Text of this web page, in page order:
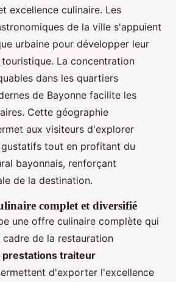
excellence culinaire. Les
de la ville s'appuient
urbaine pour développer leur
La concentration
dans les quartiers
de Bayonne facilite les
Cette géographie
aux visiteurs d'explorer
tout en profitant du
bayonnais, renforçant
de la destination.
complet et diversifié
une offre culinaire complète qui
de la restauration
prestations traiteur
d'exporter l'excellence